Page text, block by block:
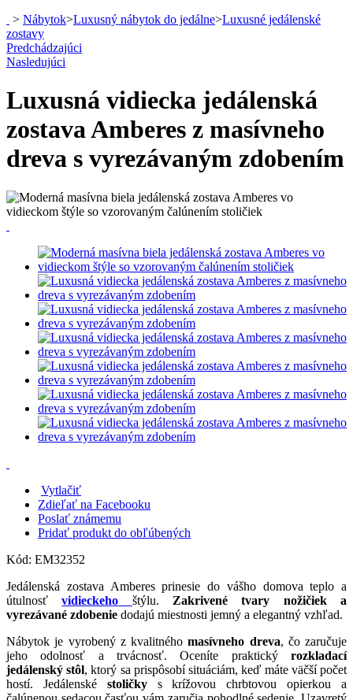
> Nábytok>Luxusný nábytok do jedálne>Luxusné jedálenské
zostavy
Predchádzajúci
Nasledujúci
Luxusná vidiecka jedálenská
zostava Amberes z masívneho
dreva s vyrezávaným zdobením
Vytlačiť
Zdieľať na Facebooku
Poslať známemu
Pridať produkt do obľúbených
Kód: EM32352
Jedálenská zostava Amberes prinesie do vášho domova teplo a
útulnosťvidieckeho štýlu. Zakrivené tvary nožičiek a
vyrezávané zdobenie dodajú miestnosti jemný a elegantný vzhľad.
Nábytok je vyrobený z kvalitnéhomasívneho dreva, čo zaručuje
jeho odolnosť a trvácnosť. Oceníte praktický rozkladací
jedálenský stôl, ktorý sa prispôsobí situáciám, keď máte väčší počet
hostí. Jedálenské stoličkys krížovou chrbtovou opierkou a